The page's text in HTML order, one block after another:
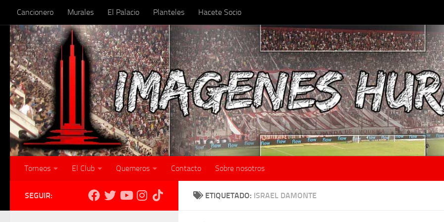
Skip to content
Cancionero Murales El Palacio Planteles Hacete Socio
Torneos El Club Quemeros Contacto Sobre nosotros
ETIQUETADO: ISRAEL DAMONTE
SEGUIR: